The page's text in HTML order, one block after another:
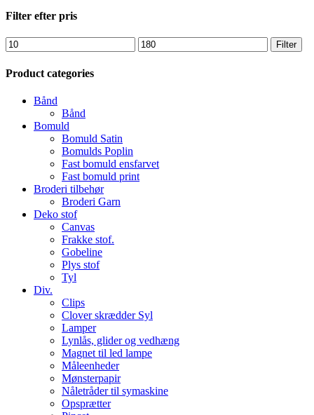
Close
Filter efter pris
Mindste
pris
Højeste
pris
Filter
Product categories
Bånd
Bånd
Bomuld
Bomuld Satin
Bomulds Poplin
Fast bomuld ensfarvet
Fast bomuld print
Broderi tilbehør
Broderi Garn
Deko stof
Canvas
Frakke stof.
Gobeline
Plys stof
Tyl
Div.
Clips
Clover skrædder Syl
Lamper
Lynlås, glider og vedhæng
Magnet til led lampe
Måleenheder
Mønsterpapir
Nåletråder til symaskine
Opsprætter